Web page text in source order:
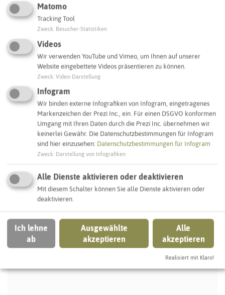
45770 Marl
Webseite
Interaktive Karte
SCHLAGWORTE
So ordnen wir dieses Objekt ein
Kinderklinik Marl
IN DER UMGEBUNG
Was Sie sonst noch entdecken können
MARL
Matomo
Tracking Tool
Zweck Besucher-Statistiken
Videos
Wir verwenden YouTube und Vimeo, um Ihnen auf unserer
Website eingebettete Videos präsentieren zu können.
Zweck Video-Darstellung
Infogram
Wir binden externe Infografiken von Infogram, eingetragenes
Markenzeichen der Prezi Inc., ein. Für einen DSGVO konformen
Umgang mit Ihren Daten durch die Prezi Inc. übernehmen wir
keinerlei Gewähr. Die Datenschutzbestimmungen für Infogram
sind hier einzusehen: Datenschutzbestimmungen für Infogram
Zweck Darstellung von Infografiken
Alle Dienste aktivieren oder deaktivieren
Mit diesem Schalter können Sie alle Dienste aktivieren oder
deaktivieren.
Ich lehne
ab
Ausgewählte
akzeptieren
Alle
akzeptieren
Realisiert mit Klaro!